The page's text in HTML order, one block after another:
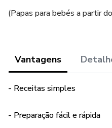
(Papas para bebés a partir
Vantagens
- Receitas simples
- Preparação fácil e rápida